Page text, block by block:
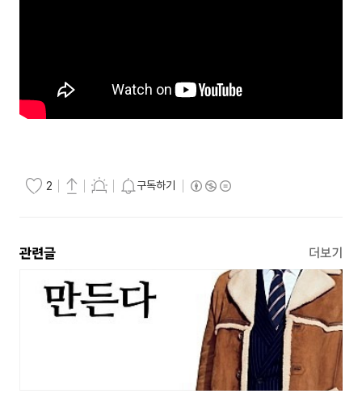
2 구독하기
관련글 더보기